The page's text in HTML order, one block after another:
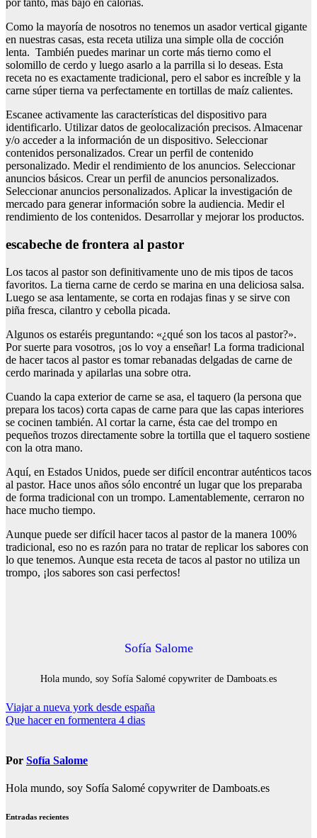
por tanto, más bajo en calorías.
Como la mayoría de nosotros no tenemos un asador vertical gigante
en nuestras casas, esta receta utiliza una simple olla de cocción
lenta. También puedes marinar un corte más tierno como el
solomillo de cerdo y luego asarlo a la parrilla si lo deseas. Esta
receta no es exactamente tradicional, pero el sabor es increíble y la
carne súper tierna va perfectamente en tortillas de maíz calientes.
Escanee activamente las características del dispositivo para
identificarlo. Utilizar datos de geolocalización precisos. Almacenar
y/o acceder a la información de un dispositivo. Seleccionar
contenidos personalizados. Crear un perfil de contenido
personalizado. Medir el rendimiento de los anuncios. Seleccionar
anuncios básicos. Crear un perfil de anuncios personalizados.
Seleccionar anuncios personalizados. Aplicar la investigación de
mercado para generar información sobre la audiencia. Medir el
rendimiento de los contenidos. Desarrollar y mejorar los productos.
escabeche de frontera al pastor
Los tacos al pastor son definitivamente uno de mis tipos de tacos
favoritos. La tierna carne de cerdo se marina en una deliciosa salsa.
Luego se asa lentamente, se corta en rodajas finas y se sirve con
piña fresca, cilantro y cebolla picada.
Algunos os estaréis preguntando: «¿qué son los tacos al pastor?».
Por suerte para vosotros, ¡os lo voy a enseñar! La forma tradicional
de hacer tacos al pastor es tomar rebanadas delgadas de carne de
cerdo marinada y apilarlas una sobre otra.
Cuando la capa exterior de carne se asa, el taquero (la persona que
prepara los tacos) corta capas de carne para que las capas interiores
se cocinen también. Al cortar la carne, ésta cae del trompo en
pequeños trozos directamente sobre la tortilla que el taquero sostiene
con la otra mano.
Aquí, en Estados Unidos, puede ser difícil encontrar auténticos tacos
al pastor. Hace unos años sólo encontré un lugar que los preparaba
de forma tradicional con un trompo. Lamentablemente, cerraron no
hace mucho tiempo.
Aunque puede ser difícil hacer tacos al pastor de la manera 100%
tradicional, eso no es razón para no tratar de replicar los sabores con
lo que tenemos. Aunque esta receta de tacos al pastor no utiliza un
trompo, ¡los sabores son casi perfectos!
Sofía Salome
Hola mundo, soy Sofía Salomé copywriter de Damboats.es
Navegación
de
Viajar a nueva york desde españa
Que hacer en formentera 4 dias
Por Sofía Salome
Hola mundo, soy Sofía Salomé copywriter de Damboats.es
Entradas recientes